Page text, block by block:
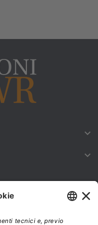


aggiornato sulle